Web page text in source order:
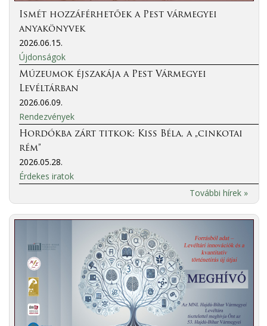
Ismét hozzáférhetőek a Pest vármegyei
anyakönyvek
2026.06.15.
Újdonságok
Múzeumok éjszakája a Pest Vármegyei
Levéltárban
2026.06.09.
Rendezvények
Hordókba zárt titkok: Kiss Béla, a „cinkotai
rém”
2026.05.28.
Érdekes iratok
További hírek »